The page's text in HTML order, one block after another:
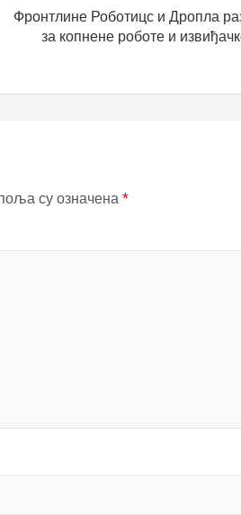
Фронтлине Роботицс и Дропла
за копнене роботе и
су означена *